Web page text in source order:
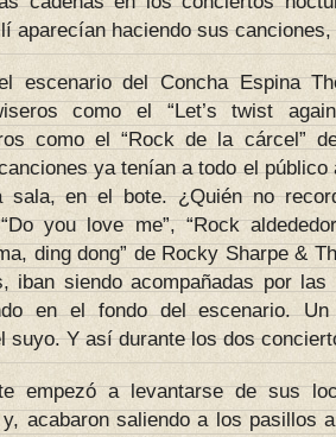
aparecían haciendo sus canciones,
escenario del Concha Espina
como el “Let’s twist
como el “Rock de la cárcel”
ya tenían a todo el
sala, en el bote. ¿Quién no
you love me”, “Rock
ding dong” de Rocky Sharpe &
iban siendo acompañadas por
en el fondo del escenario.
suyo. Y así durante los dos
empezó a levantarse de sus
acabaron saliendo a los pasillos